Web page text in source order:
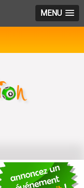
MENU